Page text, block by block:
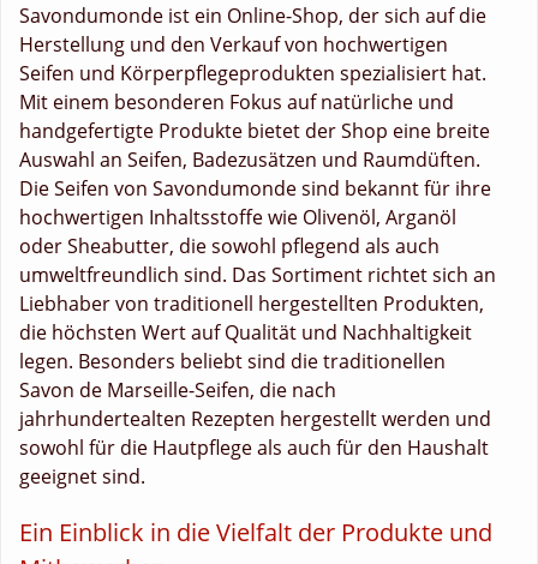
Savondumonde ist ein Online-Shop, der sich auf die
Herstellung und den Verkauf von hochwertigen
Seifen und Körperpflegeprodukten spezialisiert hat.
Mit einem besonderen Fokus auf natürliche und
handgefertigte Produkte bietet der Shop eine breite
Auswahl an Seifen, Badezusätzen und Raumdüften.
Die Seifen von Savondumonde sind bekannt für ihre
hochwertigen Inhaltsstoffe wie Olivenöl, Arganöl
oder Sheabutter, die sowohl pflegend als auch
umweltfreundlich sind. Das Sortiment richtet sich an
Liebhaber von traditionell hergestellten Produkten,
die höchsten Wert auf Qualität und Nachhaltigkeit
legen. Besonders beliebt sind die traditionellen
Savon de Marseille-Seifen, die nach
jahrhundertealten Rezepten hergestellt werden und
sowohl für die Hautpflege als auch für den Haushalt
geeignet sind.
Ein Einblick in die Vielfalt der Produkte und